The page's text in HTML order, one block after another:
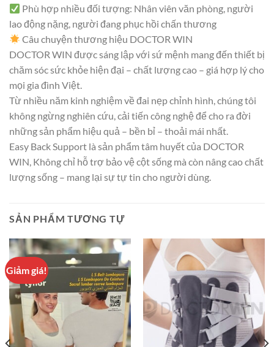
Phù hợp nhiều đối tượng: Nhân viên văn phòng, người
lao động nặng, người đang phục hồi chấn thương
Câu chuyện thương hiệu DOCTOR WIN
DOCTOR WIN được sáng lập với sứ mệnh mang đến thiết bị
chăm sóc sức khỏe hiện đại – chất lượng cao – giá hợp lý cho
mọi gia đình Việt.
Từ nhiều năm kinh nghiệm về đai nẹp chỉnh hình, chúng tôi
không ngừng nghiên cứu, cải tiến công nghệ để cho ra đời
những sản phẩm hiệu quả – bền bỉ – thoải mái nhất.
Easy Back Support là sản phẩm tâm huyết của DOCTOR
WIN, Không chỉ hỗ trợ bảo vệ cột sống mà còn nâng cao chất
lượng sống – mang lại sự tự tin cho người dùng.
SẢN PHẨM TƯƠNG TỰ
Giảm giá!